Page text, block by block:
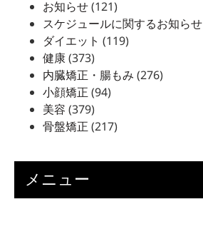
お知らせ(121)
スケジュールに関するお知らせ
ダイエット (119)
健康(373)
内臓矯正・腸もみ (276)
小顔矯正 (94)
美容 (379)
骨盤矯正 (217)
メニュー